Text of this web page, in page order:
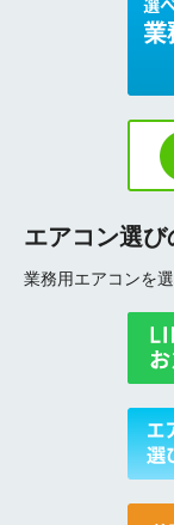
エアコン選
業務用エアコンを